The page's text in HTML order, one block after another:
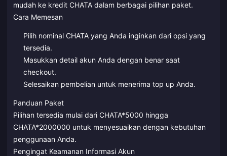
mudah ke kredit CHATA dalam berbagai pilihan paket.
Cara Memesan
Pilih nominal CHATA yang Anda inginkan dari opsi yang
tersedia.
Masukkan detail akun Anda dengan benar saat
checkout.
Selesaikan pembelian untuk menerima top up Anda.
Panduan Paket
Pilihan tersedia mulai dari CHATA*5000 hingga
CHATA*2000000 untuk menyesuaikan dengan kebutuhan
penggunaan Anda.
Pengingat Keamanan Informasi Akun